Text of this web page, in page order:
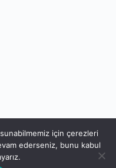
için çerezleri
ederseniz, bunu kabul